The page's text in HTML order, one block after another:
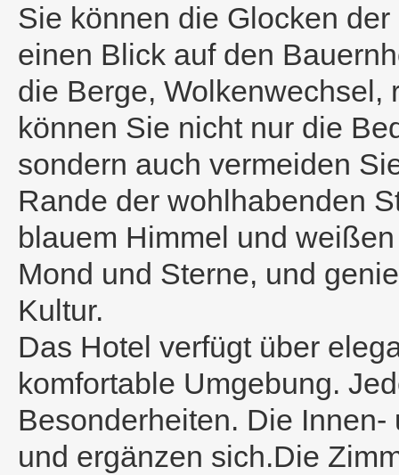
Sie können die Glocken
einen Blick auf den
die Berge, Wolkenwechsel,
können Sie nicht nur die
sondern auch vermeiden
Rande der wohlhabenden
blauem Himmel und
Mond und Sterne, und
Kultur.
Das Hotel verfügt über
komfortable Umgebung.
Besonderheiten. Die
und ergänzen sich.Die